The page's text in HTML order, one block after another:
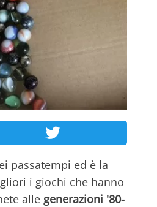
passatempi ed è la
i giochi che hanno
alle generazioni '80-